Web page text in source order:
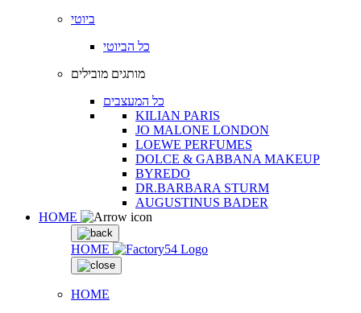
ביוטי
כל הביוטי
מותגים מובילים
כל המעצבים
KILIAN PARIS
JO MALONE LONDON
LOEWE PERFUMES
DOLCE & GABBANA MAKEUP
BYREDO
DR.BARBARA STURM
AUGUSTINUS BADER
HOME
HOME
HOME